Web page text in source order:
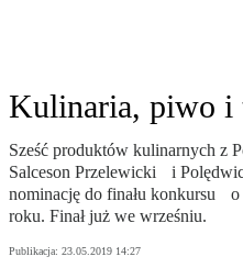
Kulinaria, piwo i
Sześć produktów kulinarnych z
Salceson Przelewicki i
nominację do finału konkursu o
roku. Finał już we wrześniu.
Publikacja: 23.05.2019 14:27